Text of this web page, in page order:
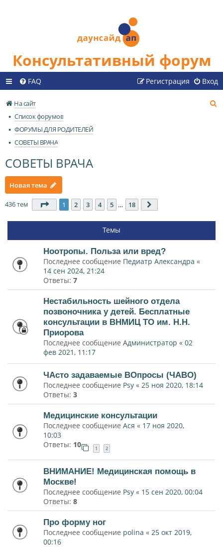
Консультативный форум
FAQ Вход
Регистрация
На сайт
Список форумов
ФОРУМЫ ДЛЯ РОДИТЕЛЕЙ
СОВЕТЫ ВРАЧА
СОВЕТЫ ВРАЧА
Новая тема
436 тем Страница 1из 18
1 2 3 4 5 … 18
Темы
Ноотропы. Польза или вред?
Последнее сообщение Педиатр Александра «
14 сен 2024, 21:24
Ответы: 7
Нестабильность шейного отдела
позвоночника у детей. Бесплатные
консультации в ВНМИЦ ТО им. Н.Н.
Приорова
Последнее сообщение Администратор « 02
фев 2021, 11:17
ЧАсто задаваемые ВОпросы (ЧАВО)
Последнее сообщение Psy « 25 ноя 2020, 18:14
Ответы: 3
Медицинские консультации
Последнее сообщение Ася « 17 ноя 2020,
10:03
Ответы: 10 1 2
ВНИМАНИЕ! Медицинская помощь в
Москве!
Последнее сообщение Psy « 15 сен 2020, 00:04
Ответы: 8
Про форму ног
Последнее сообщение polina « 25 окт 2019,
00:16